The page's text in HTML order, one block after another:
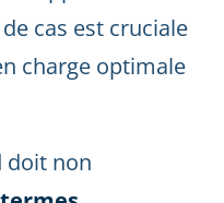
cas est cruciale
charge optimale
doit non